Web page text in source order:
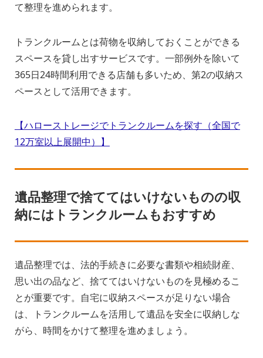
て整理を進められます。
トランクルームとは荷物を収納しておくことができる
スペースを貸し出すサービスです。一部例外を除いて
365日24時間利用できる店舗も多いため、第2の収納ス
ペースとして活用できます。
【ハローストレージでトランクルームを探す（全国で
12万室以上展開中）】
遺品整理で捨ててはいけないものの収
納にはトランクルームもおすすめ
遺品整理では、法的手続きに必要な書類や相続財産、
思い出の品など、捨ててはいけないものを見極めるこ
とが重要です。自宅に収納スペースが足りない場合
は、トランクルームを活用して遺品を安全に収納しな
がら、時間をかけて整理を進めましょう。